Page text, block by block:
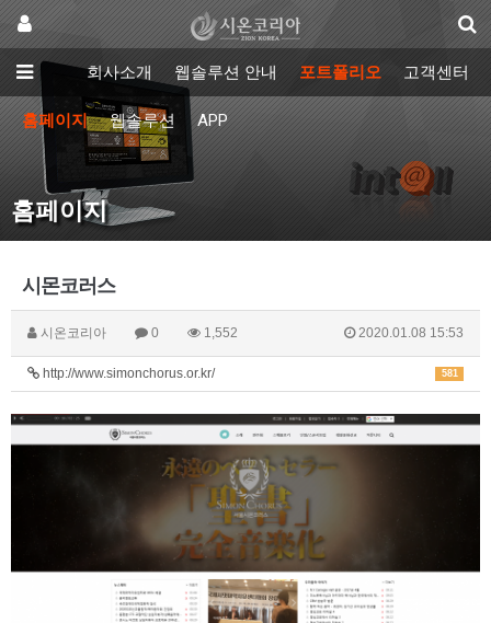
회사소개 웹솔루션 안내 포트폴리오 고객센터
홈페이지 웹솔루션 APP
홈페이지
시몬코러스
시온코리아 0 1,552 2020.01.08 15:53
581
http://www.simonchorus.or.kr/